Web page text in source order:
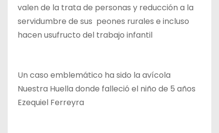
valen de la trata de personas y reducción a la
servidumbre de sus peones rurales e incluso
hacen usufructo del trabajo infantil
Un caso emblemático ha sido la avícola
Nuestra Huella donde falleció el niño de 5 años
Ezequiel Ferreyra